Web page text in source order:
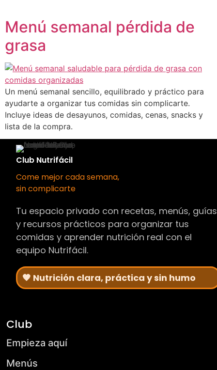
Menú semanal pérdida de
grasa
Un menú semanal sencillo, equilibrado y práctico para
ayudarte a organizar tus comidas sin complicarte.
Incluye ideas de desayunos, comidas, cenas, snacks y
lista de la compra.
Club Nutrifácil
Come mejor cada semana,
sin complicarte
Tu espacio privado con recetas, menús, guías
y recursos prácticos para organizar tus
comidas y aprender nutrición real con el
equipo Nutrifácil.
🧡 Nutrición clara, práctica y sin humo
Club
Empieza aquí
Menús